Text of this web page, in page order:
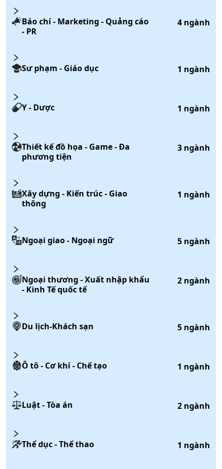
Báo chí - Marketing - Quảng cáo
- PR
4 ngành
Sư phạm - Giáo dục 1 ngành
Y - Dược 1 ngành
Thiết kế đồ họa - Game - Đa
phương tiện
3 ngành
Xây dựng - Kiến trúc - Giao
thông
1 ngành
Ngoại giao - Ngoại ngữ 5 ngành
Ngoại thương - Xuất nhập khẩu
- Kinh Tế quốc tế
2 ngành
Du lịch-Khách sạn 5 ngành
Ô tô - Cơ khí - Chế tạo 1 ngành
Luật - Tòa án 2 ngành
Thể dục - Thể thao 1 ngành